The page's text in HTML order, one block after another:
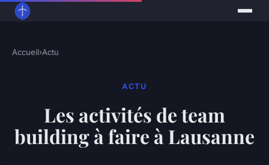
Accueil›Actu
ACTU
Les activités de team
building à faire à Lausanne